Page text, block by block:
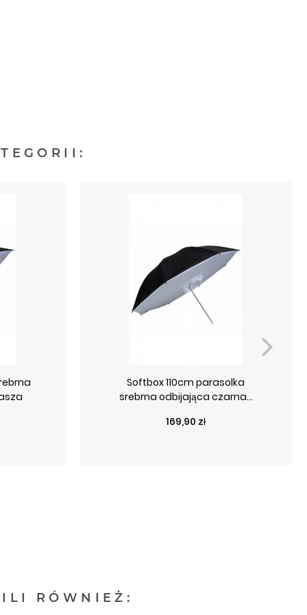
Softbox 110cm parasolka
srebrna odbijająca czarna...
Cena
169,90 zł
RÓWNIEŻ: